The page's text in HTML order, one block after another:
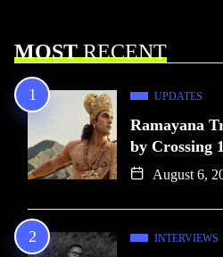
MOSTRECENT
UPDATES
Ramayana
by Crossing 1
August 6,
INTERVIEWS